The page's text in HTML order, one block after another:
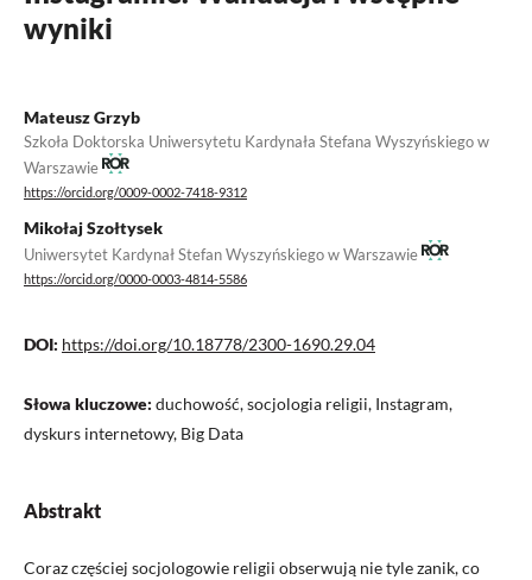
wyniki
Mateusz Grzyb
Szkoła Doktorska Uniwersytetu Kardynała Stefana Wyszyńskiego w
Warszawie
https://orcid.org/0009-0002-7418-9312
Mikołaj Szołtysek
Uniwersytet Kardynał Stefan Wyszyńskiego w Warszawie
https://orcid.org/0000-0003-4814-5586
DOI: https://doi.org/10.18778/2300-1690.29.04
Słowa kluczowe: duchowość, socjologia religii, Instagram,
dyskurs internetowy, Big Data
Abstrakt
Coraz częściej socjologowie religii obserwują nie tyle zanik, co